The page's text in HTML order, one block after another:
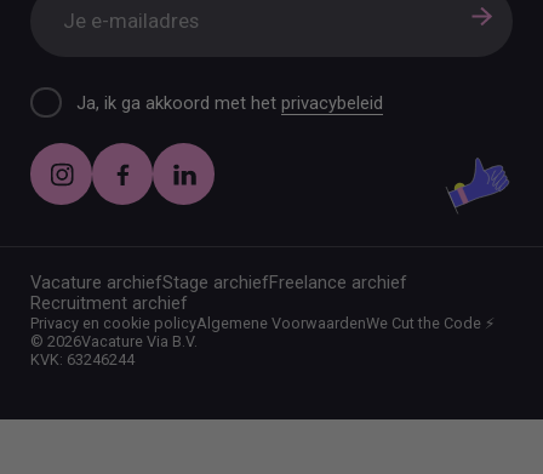
Ja, ik ga akkoord met hetprivacybeleid
Vacature archiefStage archiefFreelance archief
Recruitment archief
©2026Vacature Via B.V.
KVK: 63246244
Privacy en cookie policyAlgemene VoorwaardenWe Cut the Code ⚡️